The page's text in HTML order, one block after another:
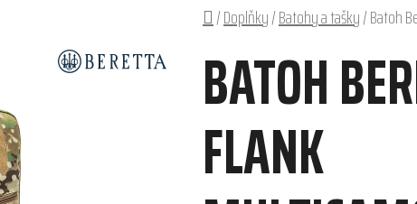
Domů
/Doplňky/Batohy a tašky/Batoh
BATOH
FLANK